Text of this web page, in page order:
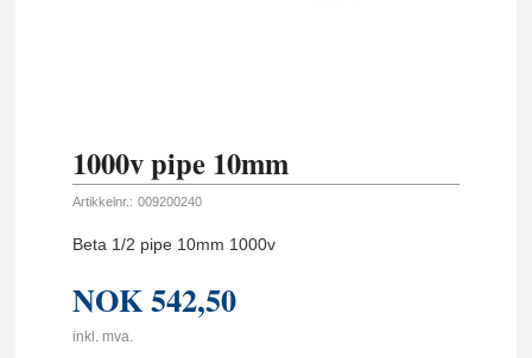
1000v pipe 10mm
Artikkelnr.: 009200240
Beta 1/2 pipe 10mm 1000v
NOK542,50
inkl. mva.